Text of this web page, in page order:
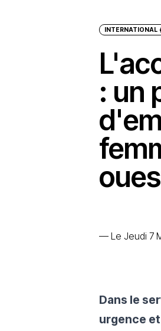
INTERNATIONAL
: un
— Le Jeudi 7
Dans le
urgence